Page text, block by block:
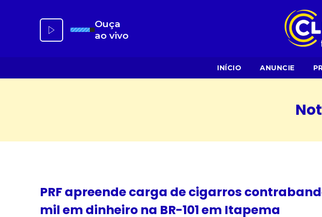
Ouça
ao vivo
INÍCIO ANUNCIE
PRF apreende carga de cigarros
mil em dinheiro na BR-101 em Itapema